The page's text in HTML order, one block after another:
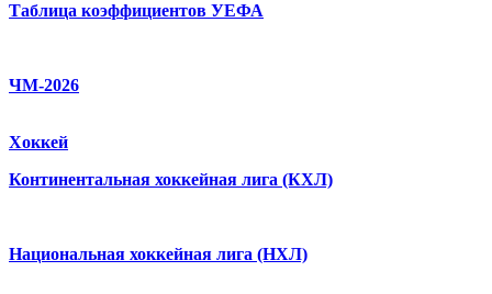
Таблица коэффициентов УЕФА
ЧМ-2026
Хоккей
Континентальная хоккейная лига (КХЛ)
Национальная хоккейная лига (НХЛ)